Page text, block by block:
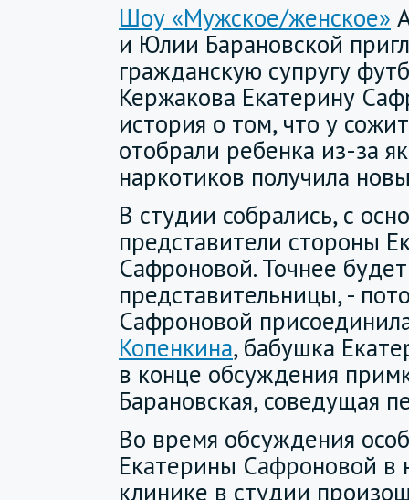
Шоу «Мужское/женское»
и Юлии Барановской
гражданскую супругу
Кержакова Екатерину
история о том, что у
отобрали ребенка из-за
наркотиков получила
В студии собрались, с
представители стороны
Сафроновой. Точнее будет
представительницы, -
Сафроновой
Копенкина, бабушка
в конце обсуждения
Барановская, соведущая
Во время обсуждения
Екатерины Сафроновой в
клинике в студии